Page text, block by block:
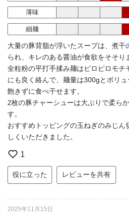
薄味
細麺
大量の豚背脂が浮いたスープは、煮干
られ、キレのある醤油が食欲をそそり
全粒粉の平打手揉み麺はピロピロモチ
にも良く絡んで、麺量は300gとボリ
飽きずに食べ干せます。
2枚の豚チャーシューは大ぶりで柔ら
す。
おすすめトッピングの玉ねぎのみじん
しくいただきました。
1
役に立った レビューを共有
2025年11月15日